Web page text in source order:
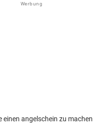
Werbung
angelschein zu machen